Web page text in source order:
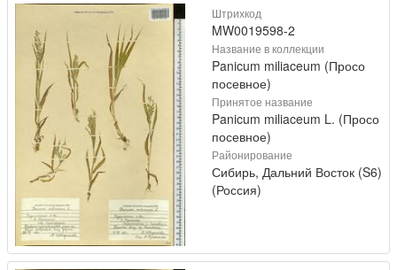
Штрихкод
MW0019598-2
Название в коллекции
Panicum miliaceum (Просо
посевное)
Принятое название
Panicum miliaceum L. (Просо
посевное)
Районирование
Сибирь, Дальний Восток (S6)
(Россия)